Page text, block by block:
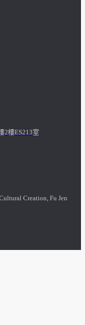
2樓ES213室
Creation, Fu Jen